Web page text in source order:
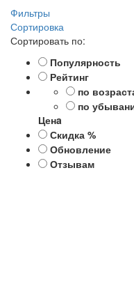
Фильтры
Сортировка
Сортировать по:
Популярность
Рейтинг
по
по
Ценa
Скидка %
Обновление
Отзывам